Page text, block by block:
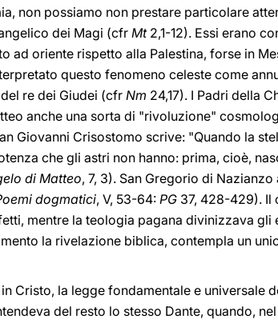
non possiamo non prestare particolare
dei Magi (cfr Mt2,1-12). Essi erano
ad oriente rispetto alla Palestina, forse in
questo fenomeno celeste come
re dei Giudei (cfrNm 24,17). I Padri della
anche una sorta di "rivoluzione"
Giovanni Crisostomo scrive: "Quando la
che gli astri non hanno: prima, cioè,
di Matteo, 7, 3). San Gregorio di
dogmatici, V, 53-64: PG 37, 428-429). Il
mentre la teologia pagana divinizzava
la rivelazione biblica, contempla un
in Cristo, la legge fondamentale e universale
del resto lo stesso Dante, quando,